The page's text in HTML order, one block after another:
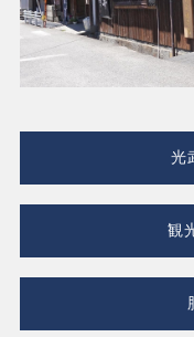
光
観